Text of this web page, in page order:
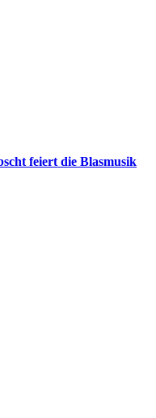
feiert die Blasmusik